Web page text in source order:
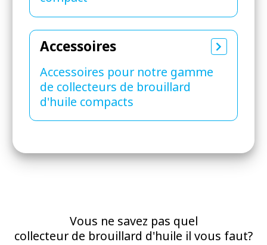
Accessoires
Accessoires pour notre gamme
de collecteurs de brouillard
d'huile compacts
Vous ne savez pas quel
collecteur de brouillard d'huile il vous faut?